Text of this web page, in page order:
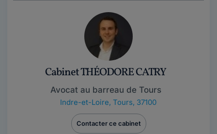
Cabinet THÉODORE CATRY
Avocat au barreau de Tours
Indre-et-Loire, Tours, 37100
Contacter ce cabinet